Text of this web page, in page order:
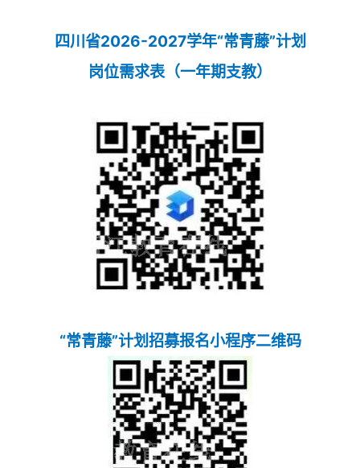
四川省2026-2027学年“常青藤”计划
岗位需求表（一年期支教）
“常青藤”计划招募报名小程序二维码